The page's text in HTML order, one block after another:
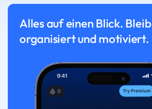
Alles auf einen Blick. Bleib
organisiert und motiviert.